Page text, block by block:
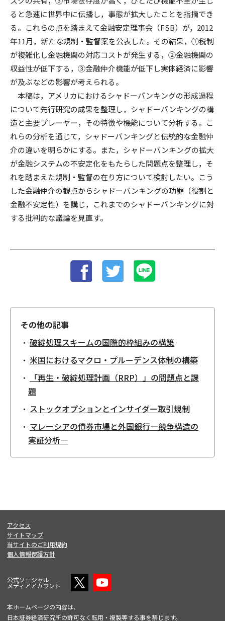
ると急速に世界中に伝播し，事態が拡大したことを指摘でき
る。これらの点を踏まえて金融安定理事会（FSB）が，2012
年11月，新たな規制・監督案を公表した。その結果，①税制
が複雑化し金融機関の対応コストが発生する，②金融機関の
収益性が低下する，③金融仲介機能が低下し実体経済に影響
が及ぶなどの影響が考えられる。
本稿は，アメリカにおけるシャドーバンキングの形成過程
について先行研究の成果を整理し，シャドーバンキングの構
造と主要プレーヤー，その特徴や機能について分析する。こ
れらの分析を通じて，シャドーバンキングと伝統的な金融仲
介の違いを明らかにする。また，シャドーバンキングの拡大
が金融システムの不安定化をもたらした問題点を整理し，そ
れを踏まえた規制・監督の在り方について検討したい。こう
した金融仲介の観点からシャドーバンキングの功罪（役割と
金融不安定性）を講じ，これまでのシャドーバンキングに対
する批判的な議論を見直す。
その他の記事
破綻処理スキームの国際的枠組みの構築
米国におけるマクロ・プルーデンス体制の構築
「再生・破綻処理計画（RRP）」の問題点と課
題
ストックオプションとインサイダー取引規制
マレーシアの債券市場と外国銀行—競争構造の
実証分析—
アクセス
サイトマップ
当サイトのご利用規約
個人情報保護方針
公式ソーシャル
メディアアカウント
本ホームページの内容は、
日本証券経済研究所の許可なく転用・複製等する事を禁じます。